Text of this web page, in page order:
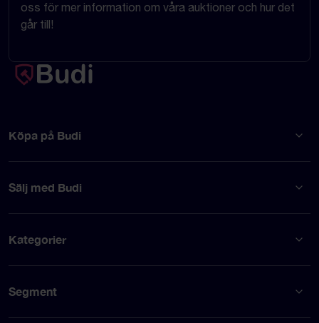
oss för mer information om våra auktioner och hur det
går till!
Köpa på Budi
Sälj med Budi
Kategorier
Segment